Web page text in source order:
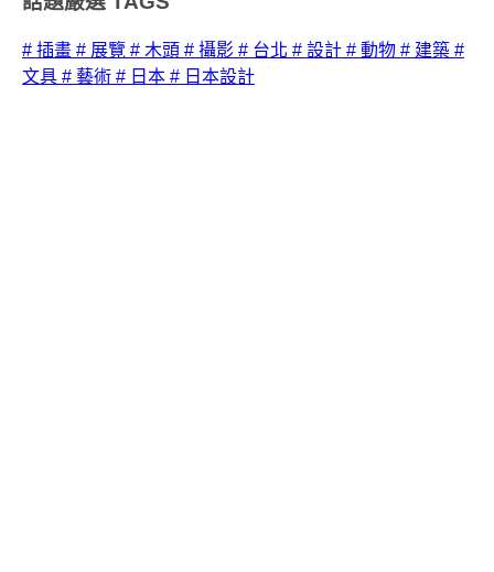
# 插畫 # 展覽 # 木頭 # 攝影 # 台北 # 設計 # 動物 # 建築 #
文具 # 藝術 # 日本 # 日本設計